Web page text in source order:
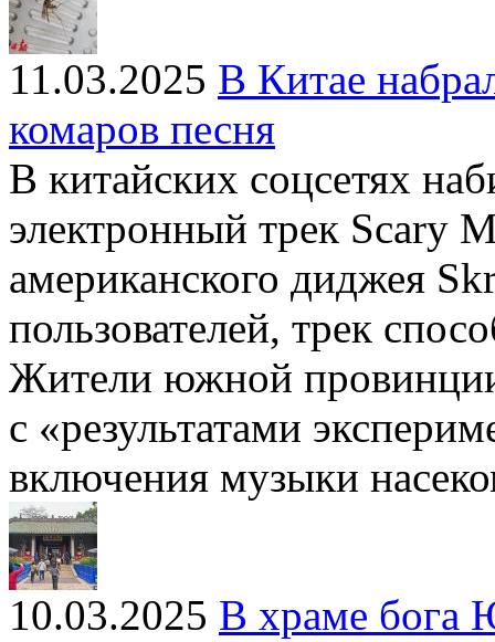
11.03.2025 В Китае
комаров песня
В китайских соцсетях
электронный трек Scary
американского диджея
пользователей, трек
Жители южной
с «результатами
включения музыки
10.03.2025 В храме бога